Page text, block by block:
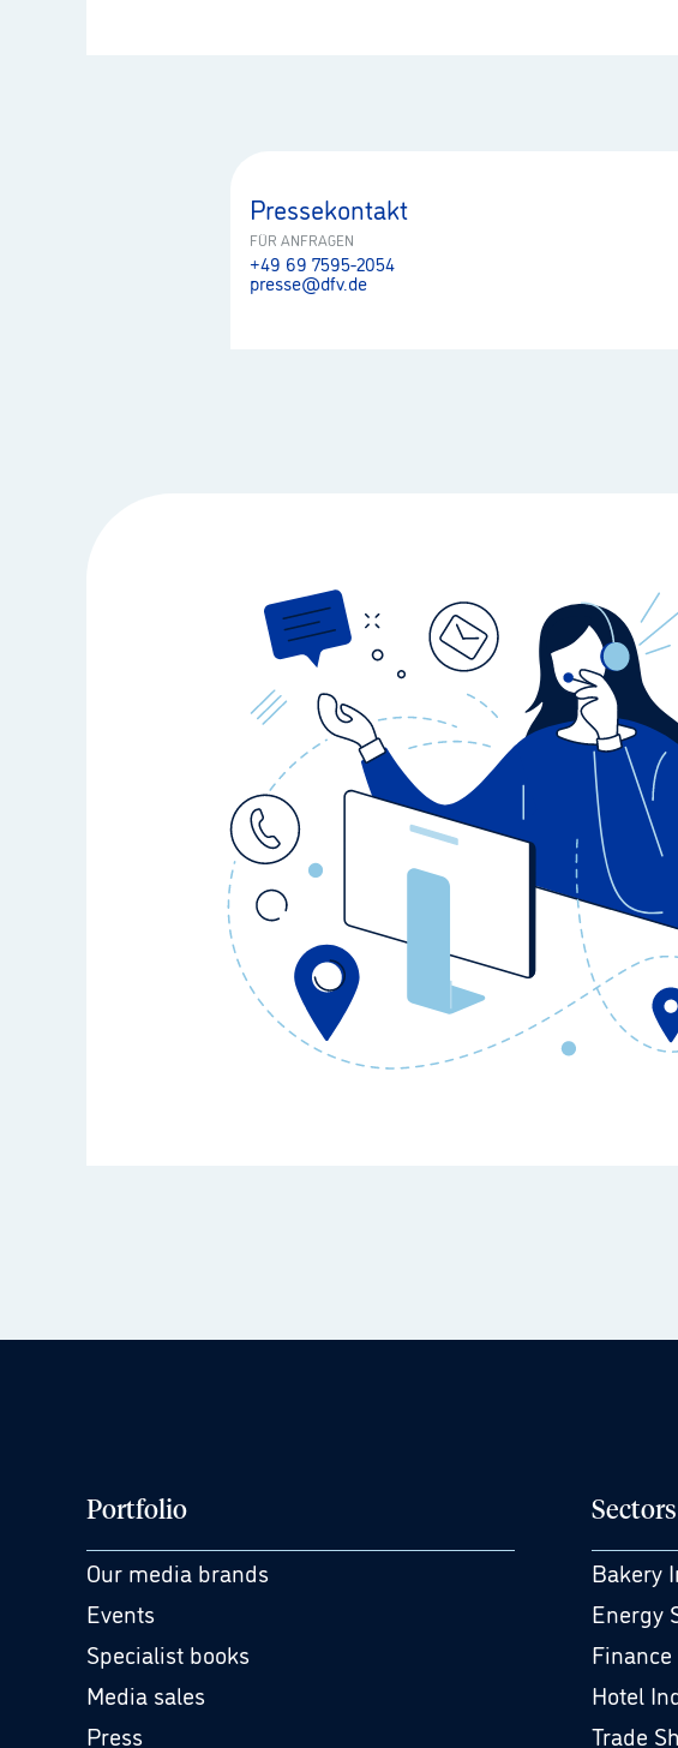
Pressekontakt
FÜR ANFRAGEN
+49 69 7595-2054
presse@dfv.de
Portfolio
Our media brands
Events
Specialist books
Media sales
Press
Sectors
Bakery
Energy
Finance
Hotel
Trade